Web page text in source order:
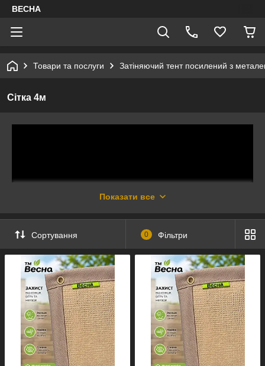
ВЕСНА
Товари та послуги Затіняючий тент посилений з
Сітка 4м
Показати все
Сортування 0 Фільтри